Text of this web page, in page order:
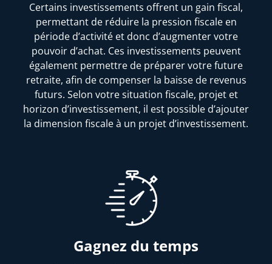
Certains investissements offrent un gain fiscal,
permettant de réduire la pression fiscale en
période d’activité et donc d’augmenter votre
pouvoir d’achat. Ces investissements peuvent
également permettre de préparer votre future
retraite, afin de compenser la baisse de revenus
futurs. Selon votre situation fiscale, projet et
horizon d’investissement, il est possible d’ajouter
la dimension fiscale à un projet d’investissement.
Gagnez du temps